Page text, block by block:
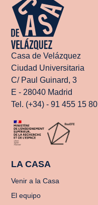
Casa de Velázquez
Ciudad Universitaria
C/ Paul Guinard, 3
E - 28040 Madrid
Tel. (+34) - 91 455 15 80
LA CASA
Venir a la Casa
El equipo